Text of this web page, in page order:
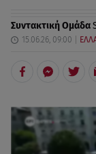
Συντακτική Ομάδα
15.06.26, 09:00